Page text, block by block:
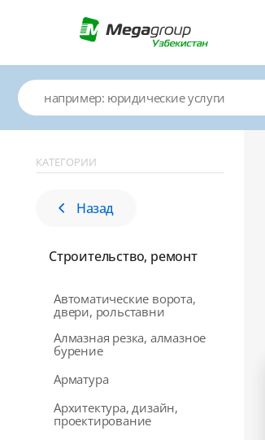
КАТЕГОРИИ
Назад
Строительство, ремонт
Автоматические ворота,
двери, рольставни
Алмазная резка, алмазное
бурение
Арматура
Архитектура, дизайн,
проектирование